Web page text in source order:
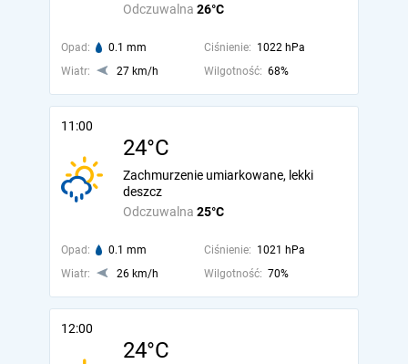
Odczuwalna 26°C
Opad: 0.1 mm Ciśnienie: 1022 hPa
Wiatr:
27 km/h Wilgotność: 68%
11:00
24°C
Odczuwalna 25°C
Zachmurzenie umiarkowane, lekki
deszcz
Opad: 0.1 mm Ciśnienie: 1021 hPa
Wiatr:
26 km/h Wilgotność: 70%
12:00
24°C